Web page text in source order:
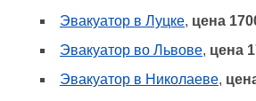
Эвакуатор в Луцке, цена
Эвакуатор во Львове, цена
Эвакуатор в Николаеве,